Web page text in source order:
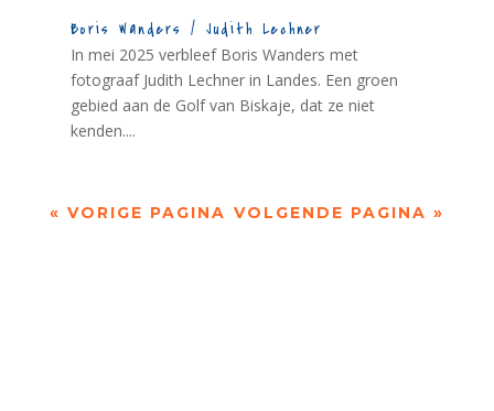
Boris Wanders / Judith Lechner
In mei 2025 verbleef Boris Wanders met
fotograaf Judith Lechner in Landes. Een groen
gebied aan de Golf van Biskaje, dat ze niet
kenden....
« VORIGE PAGINA VOLGENDE PAGINA »